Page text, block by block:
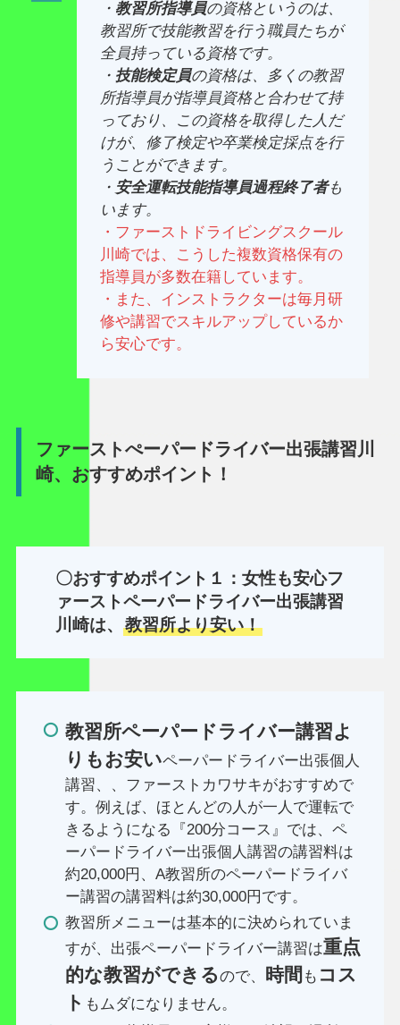
・ 教習所指導員の資格というのは、
教習所で技能教習を行う職員たちが
全員持っている資格です。
・ 技能検定員の資格は、多くの教習
所指導員が指導員資格と合わせて持
っており、この資格を取得した人だ
けが、修了検定や卒業検定採点を行
うことができます。
・ 安全運転技能指導員過程終了者も
います。
・ファーストドライビングスクール
川崎では、こうした複数資格保有の
指導員が多数在籍しています。
・また、インストラクターは毎月研
修や講習でスキルアップしているか
ら安心です。
ファーストぺーパードライバー出張講習川
崎、おすすめポイント！
〇おすすめポイント１：女性も安心フ
ァーストペーパードライバー出張講習
川崎は、教習所より安い！
教習所ペーパードライバー講習よ
りもお安いペーパードライバー出張個人
講習、、ファーストカワサキがおすすめで
す。例えば、ほとんどの人が一人で運転で
きるようになる『200分コース』では、ペ
ーパードライバー出張個人講習の講習料は
約20,000円、A教習所のペーパードライバ
ー講習の講習料は約30,000円です。
教習所メニューは基本的に決められていま
すが、出張ペーパードライバー講習は重点
的な教習ができるので、 時間 も コス
ト もムダになりません。